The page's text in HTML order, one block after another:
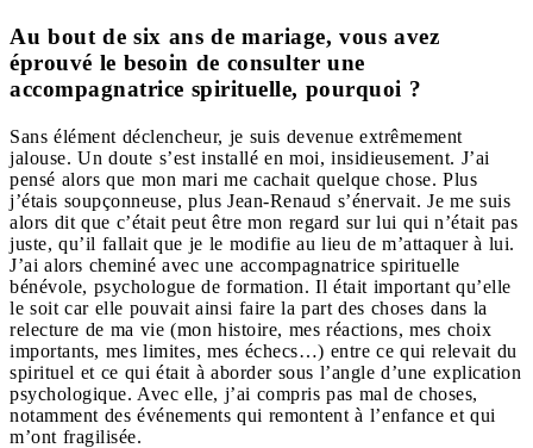
Au bout de six ans de mariage, vous avez
éprouvé le besoin de consulter une
accompagnatrice spirituelle, pourquoi ?
Sans élément déclencheur, je suis devenue extrêmement
jalouse. Un doute s’est installé en moi, insidieusement. J’ai
pensé alors que mon mari me cachait quelque chose. Plus
j’étais soupçonneuse, plus Jean-Renaud s’énervait. Je me suis
alors dit que c’était peut être mon regard sur lui qui n’était pas
juste, qu’il fallait que je le modifie au lieu de m’attaquer à lui.
J’ai alors cheminé avec une accompagnatrice spirituelle
bénévole, psychologue de formation. Il était important qu’elle
le soit car elle pouvait ainsi faire la part des choses dans la
relecture de ma vie (mon histoire, mes réactions, mes choix
importants, mes limites, mes échecs…) entre ce qui relevait du
spirituel et ce qui était à aborder sous l’angle d’une explication
psychologique. Avec elle, j’ai compris pas mal de choses,
notamment des événements qui remontent à l’enfance et qui
m’ont fragilisée.